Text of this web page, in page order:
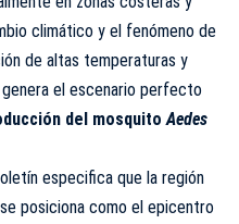
climático y el fenómeno de
de altas temperaturas y
el escenario perfecto
del mosquito Aedes
especifica que la región
posiciona como el epicentro